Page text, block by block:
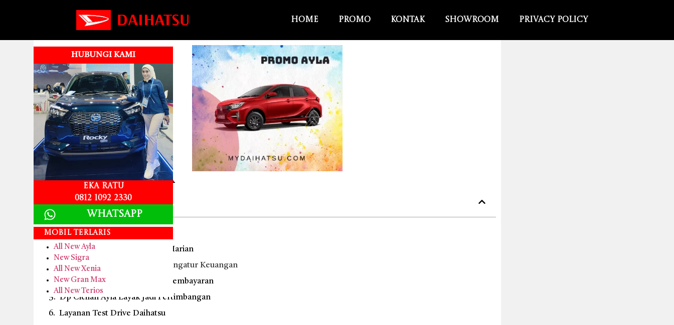
Home Promo Kontak Showroom Privacy Policy
Dp Cicilan Ayla
Table of Contents
Syarat kepemilikan kendaraan
Ayla Cocok untuk Kebutuhan Harian
Dp Cicilan Ayla Membantu Mengatur Keuangan
Penting Memahami Simulasi Pembayaran
Dp Cicilan Ayla Layak Jadi Pertimbangan
Layanan Test Drive Daihatsu
HUBUNGI KAMI
Eka Ratu
0812 1092 2330
Whatsapp
Mobil Terlaris
All New Ayla
New Sigra
All New Xenia
New Gran Max
All New Terios